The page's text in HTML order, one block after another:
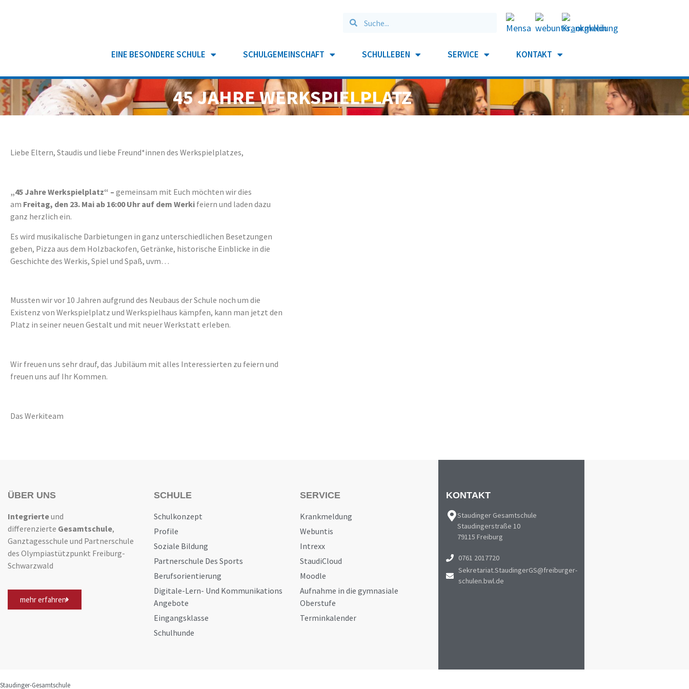
EINE BESONDERE SCHULE SCHULGEMEINSCHAFT SCHULLEBEN SERVICE KONTAKT
45 JAHRE WERKSPIELPLATZ
Liebe Eltern, Staudis und liebe Freund*innen des Werkspielplatzes,
„45 Jahre Werkspielplatz“ – gemeinsam mit Euch möchten wirdies
am Freitag, den 23. Mai ab 16:00 Uhr auf dem Werki feiern und laden dazu
ganz herzlich ein.
Es wird musikalische Darbietungen in ganz unterschiedlichen Besetzungen
geben, Pizza aus dem Holzbackofen, Getränke, historische Einblicke in die
Geschichte des Werkis, Spiel und Spaß, uvm…
Mussten wir vor 10 Jahren aufgrund des Neubaus der Schule noch um die
Existenz von Werkspielplatz und Werkspielhaus kämpfen, kann man jetzt den
Platz in seiner neuen Gestalt und mit neuer Werkstatt erleben.
Wir freuen uns sehr drauf, das Jubiläum mit alles Interessierten zu feiern und
freuen uns auf Ihr Kommen.
Das Werkiteam
ÜBER UNS
Integrierteund
differenzierte Gesamtschule,
Ganztagesschule und Partnerschule
des Olympiastützpunkt Freiburg-
Schwarzwald
mehr erfahren
SCHULE
Schulkonzept
Profile
Soziale Bildung
Partnerschule Des Sports
Berufsorientierung
Digitale-Lern- Und Kommunikations
Angebote
Eingangsklasse
Schulhunde
SERVICE
Krankmeldung
Webuntis
Intrexx
StaudiCloud
Moodle
Aufnahme in die gymnasiale
Oberstufe
Terminkalender
KONTAKT
Staudinger Gesamtschule
Staudingerstraße 10
79115 Freiburg
0761 2017720
Sekretariat.StaudingerGS@freiburger-
schulen.bwl.de
Staudinger-Gesamtschule